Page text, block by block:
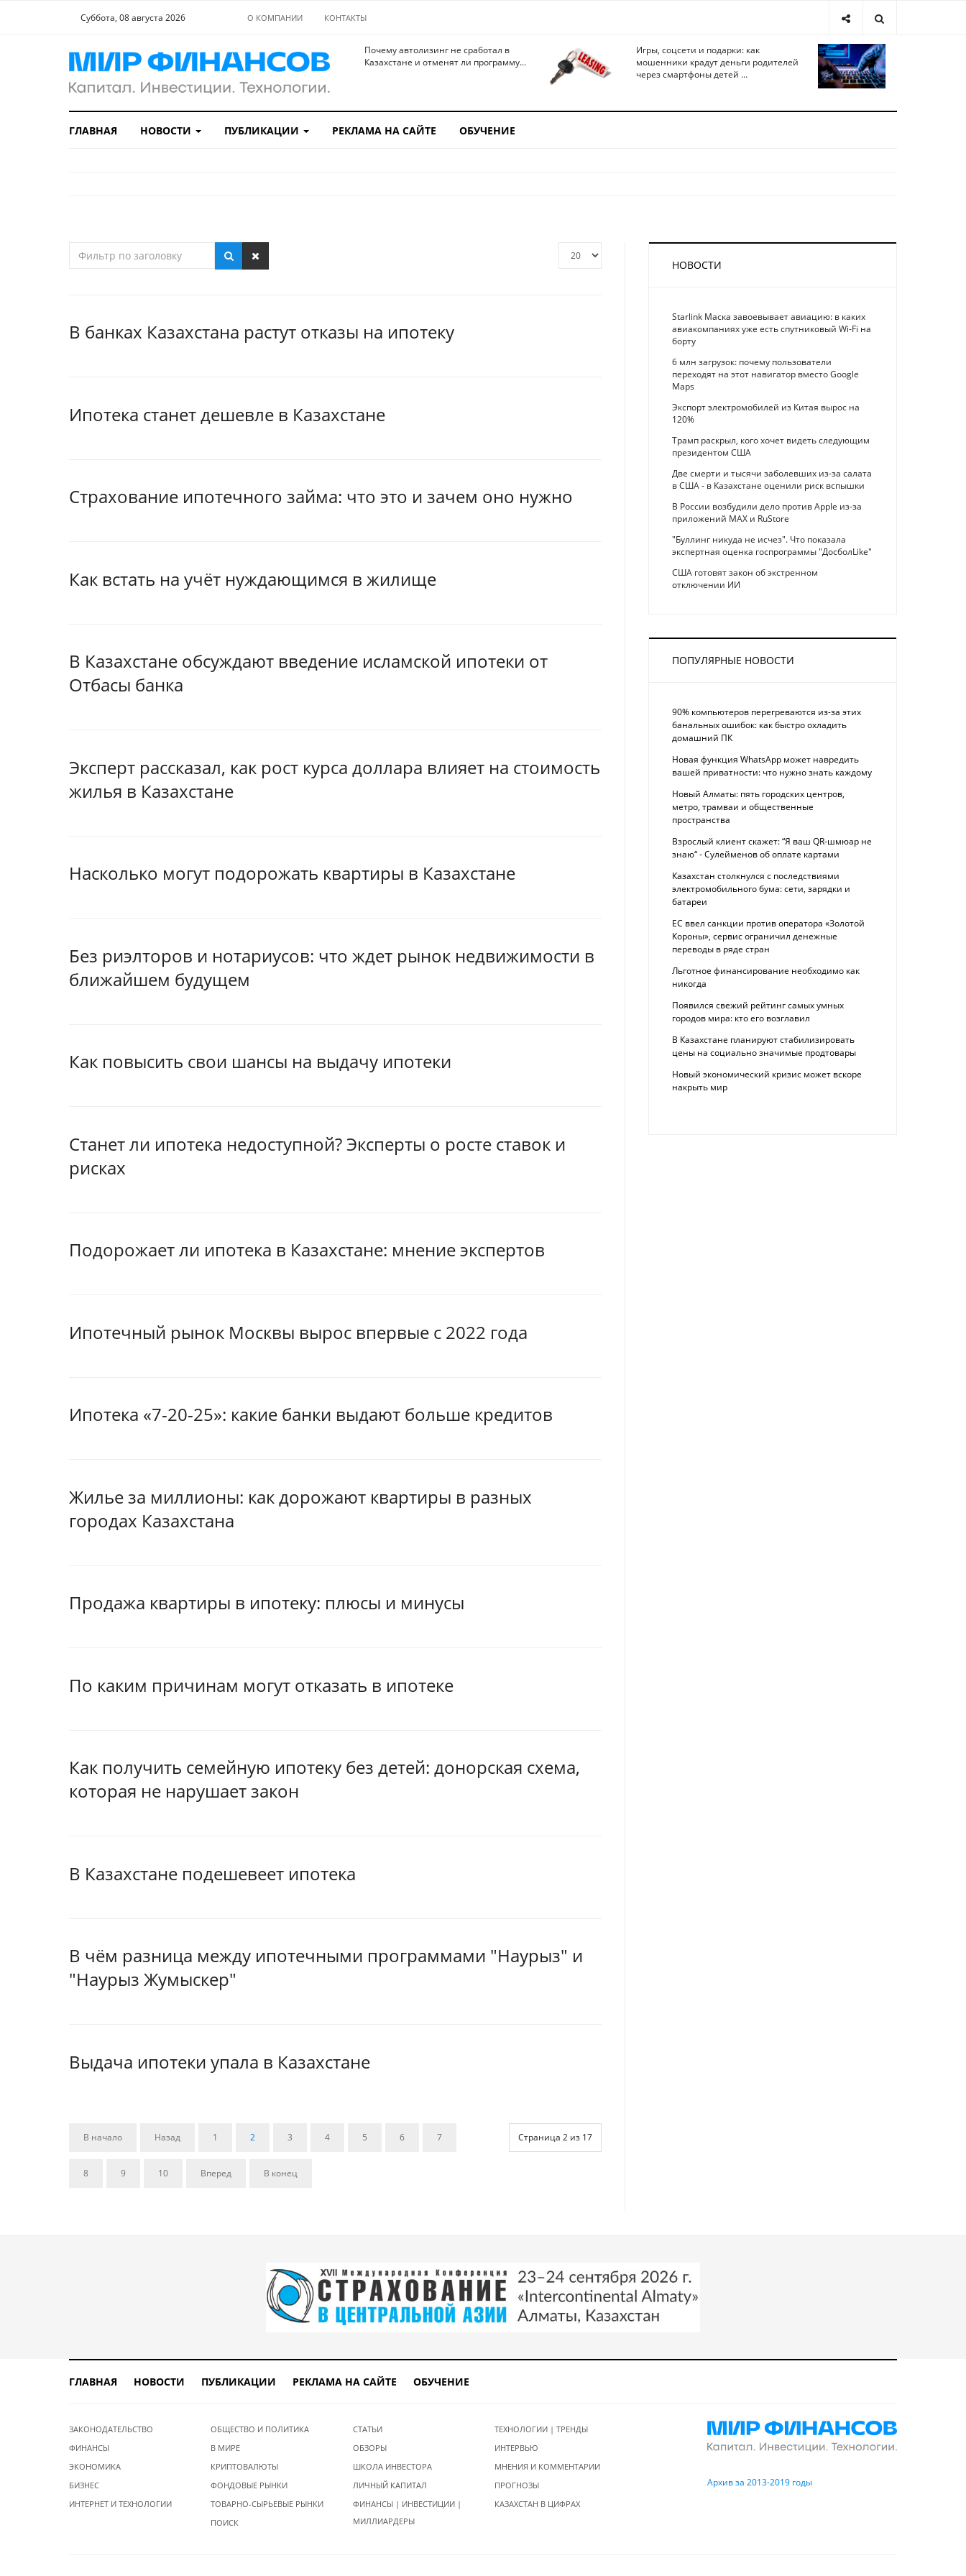
Суббота, 08 августа 2026 О КОМПАНИИ КОНТАКТЫ
Почему автолизинг не сработал в
Казахстане и отменят ли программу...
Игры, соцсети и подарки: как
мошенники крадут деньги родителей
через смартфоны детей ...
ГЛАВНАЯ НОВОСТИ ПУБЛИКАЦИИ РЕКЛАМА НА САЙТЕ ОБУЧЕНИЕ
В банках Казахстана растут отказы на ипотеку
Ипотека станет дешевле в Казахстане
Страхование ипотечного займа: что это и зачем оно нужно
Как встать на учёт нуждающимся в жилище
В Казахстане обсуждают введение исламской ипотеки от
Отбасы банка
Эксперт рассказал, как рост курса доллара влияет на стоимость
жилья в Казахстане
Насколько могут подорожать квартиры в Казахстане
Без риэлторов и нотариусов: что ждет рынок недвижимости в
ближайшем будущем
Как повысить свои шансы на выдачу ипотеки
Станет ли ипотека недоступной? Эксперты о росте ставок и
рисках
Подорожает ли ипотека в Казахстане: мнение экспертов
Ипотечный рынок Москвы вырос впервые с 2022 года
Ипотека «7-20-25»: какие банки выдают больше кредитов
Жилье за миллионы: как дорожают квартиры в разных
городах Казахстана
Продажа квартиры в ипотеку: плюсы и минусы
По каким причинам могут отказать в ипотеке
Как получить семейную ипотеку без детей: донорская схема,
которая не нарушает закон
В Казахстане подешевеет ипотека
В чём разница между ипотечными программами "Наурыз" и
"Наурыз Жумыскер"
Выдача ипотеки упала в Казахстане
Страница 2 из 17
В начало Назад 1 2 3 4 5 6 7
8 9 10 Вперед В конец
НОВОСТИ
Starlink Маска завоевывает авиацию: в каких
авиакомпаниях уже есть спутниковый Wi-Fi на
борту
6 млн загрузок: почему пользователи
переходят на этот навигатор вместо Google
Maps
Экспорт электромобилей из Китая вырос на
120%
Трамп раскрыл, кого хочет видеть следующим
президентом США
Две смерти и тысячи заболевших из-за салата
в США - в Казахстане оценили риск вспышки
В России возбудили дело против Apple из-за
приложений MAX и RuStore
"Буллинг никуда не исчез". Что показала
экспертная оценка госпрограммы "ДосболLike"
США готовят закон об экстренном
отключении ИИ
ПОПУЛЯРНЫЕ НОВОСТИ
90% компьютеров перегреваются из-за этих
банальных ошибок: как быстро охладить
домашний ПК
Новая функция WhatsApp может навредить
вашей приватности: что нужно знать каждому
Новый Алматы: пять городских центров,
метро, трамваи и общественные
пространства
Взрослый клиент скажет: “Я ваш QR-шмюар не
знаю“ - Сулейменов об оплате картами
Казахстан столкнулся с последствиями
электромобильного бума: сети, зарядки и
батареи
ЕС ввел санкции против оператора «Золотой
Короны», сервис ограничил денежные
переводы в ряде стран
Льготное финансирование необходимо как
никогда
Появился свежий рейтинг самых умных
городов мира: кто его возглавил
В Казахстане планируют стабилизировать
цены на социально значимые продтовары
Новый экономический кризис может вскоре
накрыть мир
ГЛАВНАЯ НОВОСТИ ПУБЛИКАЦИИ РЕКЛАМА НА САЙТЕ ОБУЧЕНИЕ
ЗАКОНОДАТЕЛЬСТВО
ФИНАНСЫ
ЭКОНОМИКА
БИЗНЕС
ИНТЕРНЕТ И ТЕХНОЛОГИИ
ОБЩЕСТВО И ПОЛИТИКА
В МИРЕ
КРИПТОВАЛЮТЫ
ФОНДОВЫЕ РЫНКИ
ТОВАРНО-СЫРЬЕВЫЕ РЫНКИ
ПОИСК
СТАТЬИ
ОБЗОРЫ
ШКОЛА ИНВЕСТОРА
ЛИЧНЫЙ КАПИТАЛ
ФИНАНСЫ | ИНВЕСТИЦИИ |
МИЛЛИАРДЕРЫ
ТЕХНОЛОГИИ | ТРЕНДЫ
ИНТЕРВЬЮ
МНЕНИЯ И КОММЕНТАРИИ
ПРОГНОЗЫ
КАЗАХСТАН В ЦИФРАХ
Архив за 2013-2019 годы